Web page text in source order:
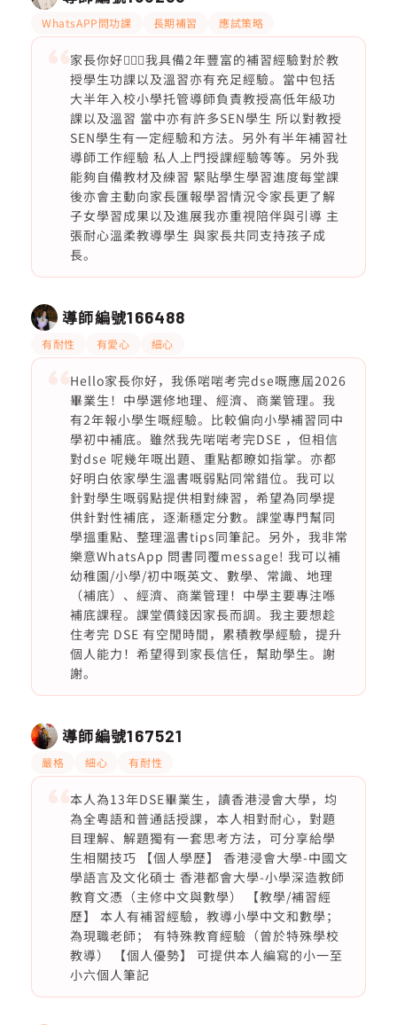
WhatsAPP問功課 長期補習 應試策略
家長你好🙇🏻‍♀️我具備2年豐富的補習經驗對於教
授學生功課以及溫習亦有充足經驗。當中包括
大半年入校小學托管導師負責教授高低年級功
課以及溫習 當中亦有許多SEN學生 所以對教授
SEN學生有一定經驗和方法。另外有半年補習社
導師工作經驗 私人上門授課經驗等等。另外我
能夠自備教材及練習 緊貼學生學習進度每堂課
後亦會主動向家長匯報學習情況令家長更了解
子女學習成果以及進展我亦重視陪伴與引導 主
張耐心溫柔教導學生 與家長共同支持孩子成
長。
導師編號166488
有耐性 有愛心 細心
Hello家長你好，我係啱啱考完dse嘅應屆2026
畢業生！中學選修地理、經濟、商業管理。我
有2年報小學生嘅經驗。比較偏向小學補習同中
學初中補底。雖然我先啱啱考完DSE ，但相信
對dse 呢幾年嘅出題、重點都瞭如指掌。亦都
好明白依家學生溫書嘅弱點同常錯位。我可以
針對學生嘅弱點提供相對練習，希望為同學提
供針對性補底，逐漸穩定分數。課堂專門幫同
學搵重點、整理溫書tips同筆記。另外，我非常
樂意WhatsApp 問書同覆message! 我可以補
幼稚園/小學/初中嘅英文、數學、常識、地理
（補底）、經濟、商業管理！中學主要專注喺
補底課程。課堂價錢因家長而調。我主要想趁
住考完 DSE 有空閒時間，累積教學經驗，提升
個人能力！希望得到家長信任，幫助學生。謝
謝。
導師編號167521
嚴格 細心 有耐性
本人為13年DSE畢業生，讀香港浸會大學，均
為全粵語和普通話授課，本人相對耐心，對題
目理解、解題獨有一套思考方法，可分享給學
生相關技巧 【個人學歷】 香港浸會大學-中國文
學語言及文化碩士 香港都會大學-小學深造教師
教育文憑（主修中文與數學） 【教學/補習經
歷】 本人有補習經驗，教導小學中文和數學；
為現職老師； 有特殊教育經驗（曾於特殊學校
教導） 【個人優勢】 可提供本人編寫的小一至
小六個人筆記